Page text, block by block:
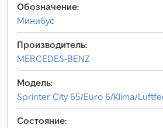
Обозначение:
Минибус
Производитель:
MERCEDES-BENZ
Модель:
Sprinter City 65/Euro 6/Klima/
Состояние: